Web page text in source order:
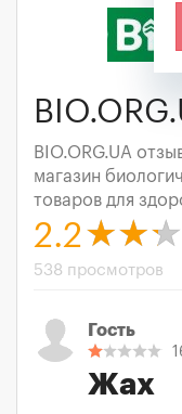
BIO.ORG.UA
магазин
товаров для
2.2
538 просмотров
Гость
Жах